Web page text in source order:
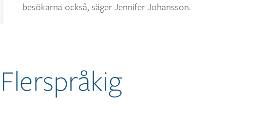
besökarna också, säger Jennifer Johansson.
Flerspråkig